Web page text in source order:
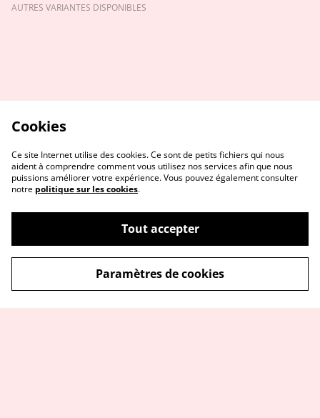
AUTRES VARIANTES DISPONIBLES
Me contacter
Service réparation
Cookies
Ce site Internet utilise des cookies. Ce sont de petits fichiers qui nous
aident à comprendre comment vous utilisez nos services afin que nous
puissions améliorer votre expérience. Vous pouvez également consulter
notre politique sur les cookies.
Tout accepter
Paramètres de cookies